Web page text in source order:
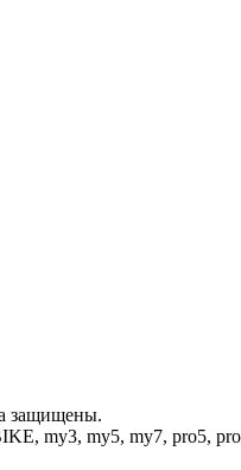
защищены.
my3, my5, my7, pro5,